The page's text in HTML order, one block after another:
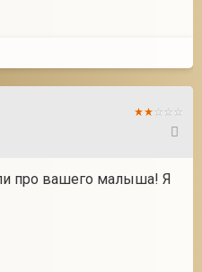
про вашего малыша! Я